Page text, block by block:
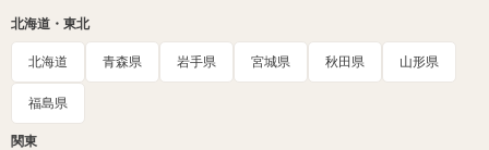
北海道・東北
北海道 青森県 岩手県 宮城県 秋田県 山形県
福島県
関東